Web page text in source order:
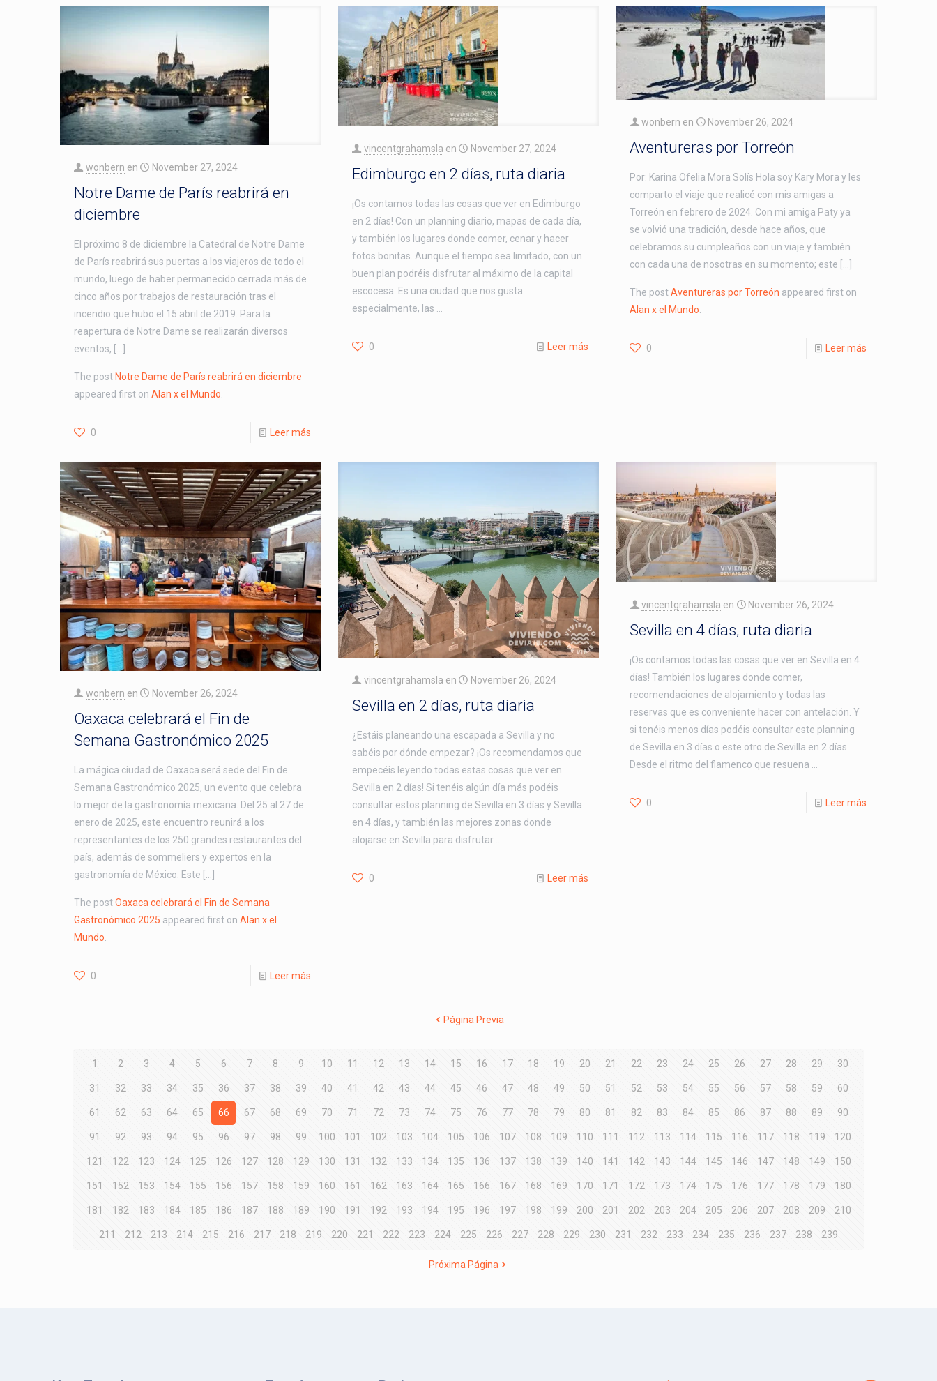
wonbern en November 27, 2024
Notre Dame de París reabrirá en
diciembre
El próximo 8 de diciembre la Catedral de Notre Dame
de París reabrirá sus puertas a los viajeros de todo el
mundo, luego de haber permanecido cerrada más de
cinco años por trabajos de restauración tras el
incendio que hubo el 15 abril de 2019. Para la
reapertura de Notre Dame se realizarán diversos
eventos, […]
The post Notre Dame de París reabrirá en diciembre
appeared first on Alan x el Mundo
0 Leer más
vincentgrahamsla en November 27, 2024
Edimburgo en 2 días, ruta diaria
¡Os contamos todas las cosas que ver en Edimburgo
en 2 días! Con un planning diario, mapas de cada día,
y también los lugares donde comer, cenar y hacer
fotos bonitas. Aunque el tiempo sea limitado, con un
buen plan podréis disfrutar al máximo de la capital
escocesa. Es una ciudad que nos gusta
especialmente, las …
0 Leer más
wonbern en November 26, 2024
Aventureras por Torreón
Por: Karina Ofelia Mora Solís Hola soy Kary Mora y les
comparto el viaje que realicé con mis amigas a
Torreón en febrero de 2024. Con mi amiga Paty ya
se volvió una tradición, desde hace años, que
celebramos su cumpleaños con un viaje y también
con cada una de nosotras en su momento; este […]
The postAventureras por Torreón appeared first on
Alan x el Mundo
0 Leer más
wonbern en November 26, 2024
Oaxaca celebrará el Fin de
Semana Gastronómico 2025
La mágica ciudad de Oaxaca será sede del Fin de
Semana Gastronómico 2025, un evento que celebra
lo mejor de la gastronomía mexicana. Del 25 al 27 de
enero de 2025, este encuentro reunirá a los
representantes de los 250 grandes restaurantes del
país, además de sommeliers y expertos en la
gastronomía de México. Este […]
The postOaxaca celebrará el Fin de Semana
Gastronómico 2025 appeared first on Alan x el
Mundo
0 Leer más
vincentgrahamsla en November 26, 2024
Sevilla en 2 días, ruta diaria
¿Estáis planeando una escapada a Sevilla y no
sabéis por dónde empezar? ¡Os recomendamos que
empecéis leyendo todas estas cosas que ver en
Sevilla en 2 días! Si tenéis algún día más podéis
consultar estos planning de Sevilla en 3 días y Sevilla
en 4 días, y también las mejores zonas donde
alojarse en Sevilla para disfrutar …
0 Leer más
vincentgrahamsla en November 26, 2024
Sevilla en 4 días, ruta diaria
¡Os contamos todas las cosas que ver en Sevilla en 4
días! También los lugares donde comer,
recomendaciones de alojamiento y todas las
reservas que es conveniente hacer con antelación. Y
si tenéis menos días podéis consultar este planning
de Sevilla en 3 días o este otro de Sevilla en 2 días.
Desde el ritmo del flamenco que resuena …
0 Leer más
Página Previa
1 2 3 4 5 6 7 8 9 10 11 12 13 14 15 16 17 18 19 20 21 22 23 24 25 26 27 28 29 30
31 32 33 34 35 36 37 38 39 40 41 42 43 44 45 46 47 48 49 50 51 52 53 54 55 56 57 58 59 60
61 62 63 64 65 66 67 68 69 70 71 72 73 74 75 76 77 78 79 80 81 82 83 84 85 86 87 88 89 90
91 92 93 94 95 96 97 98 99 100 101 102 103 104 105 106 107 108 109 110 111 112 113 114 115 116 117 118 119 120
121 122 123 124 125 126 127 128 129 130 131 132 133 134 135 136 137 138 139 140 141 142 143 144 145 146 147 148 149 150
151 152 153 154 155 156 157 158 159 160 161 162 163 164 165 166 167 168 169 170 171 172 173 174 175 176 177 178 179 180
181 182 183 184 185 186 187 188 189 190 191 192 193 194 195 196 197 198 199 200 201 202 203 204 205 206 207 208 209 210
211 212 213 214 215 216 217 218 219 220 221 222 223 224 225 226 227 228 229 230 231 232 233 234 235 236 237 238 239
Próxima Página